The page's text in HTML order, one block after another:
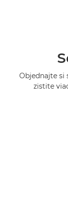
Objednajte si
zistite